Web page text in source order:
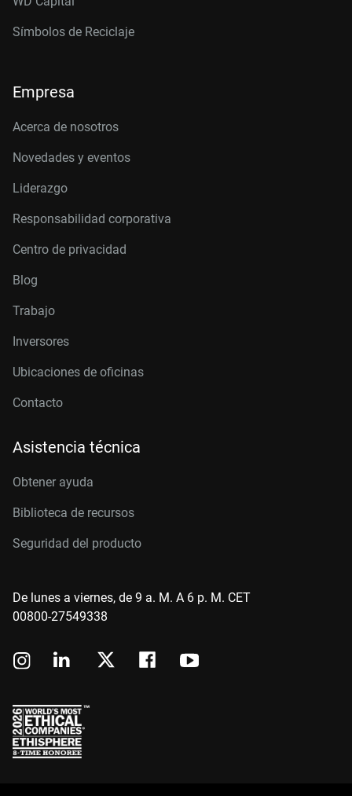
Símbolos de Reciclaje
Empresa
Acerca de nosotros
Novedades y eventos
Liderazgo
Responsabilidad corporativa
Centro de privacidad
Blog
Trabajo
Inversores
Ubicaciones de oficinas
Contacto
Asistencia técnica
Obtener ayuda
Biblioteca de recursos
Seguridad del producto
De lunes a viernes, de 9 a. M. A 6 p. M. CET
00800-27549338